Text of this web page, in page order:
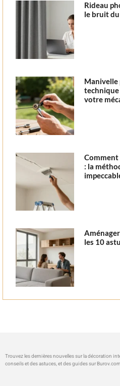
Rideau
le bruit
Manivelle
technique
votre
Comment
: la
les 10
Trouvez les dernières nouvelles sur la décoration
conseils et des astuces, et des guides sur Burov.com